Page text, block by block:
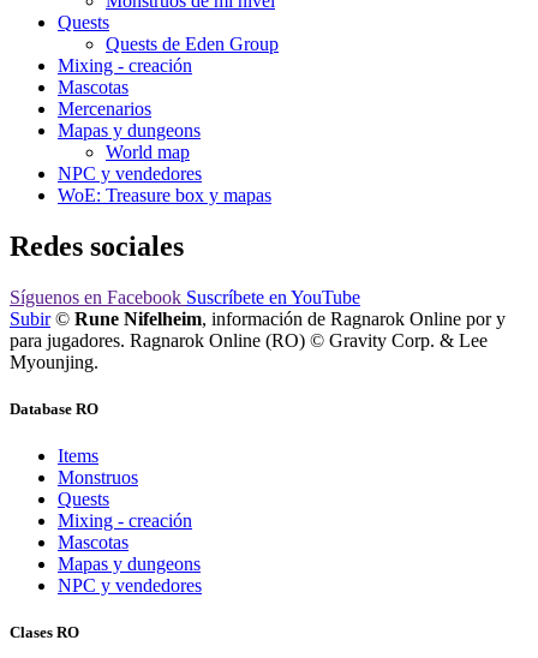
Quests
Quests de Eden Group
Mixing - creación
Mascotas
Mercenarios
Mapas y dungeons
World map
NPC y vendedores
WoE: Treasure box y mapas
Redes sociales
Síguenos en Facebook Suscríbete en YouTube
Subir© Rune Nifelheim, información de Ragnarok Online por y
para jugadores. Ragnarok Online (RO) © Gravity Corp. & Lee
Myounjing.
Database RO
Items
Monstruos
Quests
Mixing - creación
Mascotas
Mapas y dungeons
NPC y vendedores
Clases RO